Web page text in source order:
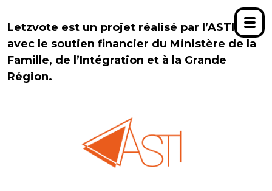
Letzvote est un projet réalisé par l’ASTI,
avec le soutien financier du Ministère de la
Famille, de l’Intégration et à la Grande
Région.